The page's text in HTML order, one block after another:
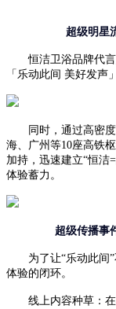
超级明星
恒洁卫浴品牌代
「乐动此间 美好发声
同时，通过高密
海、广州等10座高铁
加持，迅速建立“恒洁
体验蓄力。
超级传播事
为了让“乐动此间
体验的闭环。
线上内容种草：